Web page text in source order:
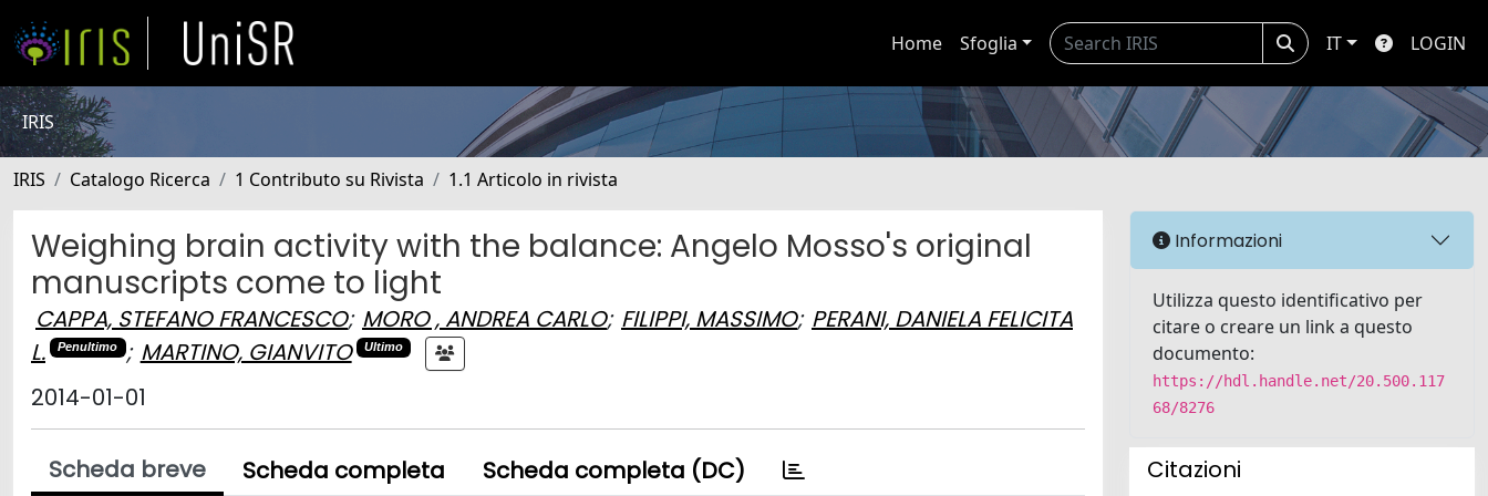
Home Sfoglia IT LOGIN
IRIS
IRIS Catalogo Ricerca 1 Contributo su Rivista 1.1 Articolo in rivista
Weighing brain activity with the balance: Angelo Mosso's original
manuscripts come to light
CAPPA, STEFANO FRANCESCO; MORO , ANDREA CARLO; FILIPPI, MASSIMO; PERANI, DANIELA FELICITA
L.
Penultimo ; MARTINO, GIANVITO Ultimo
2014-01-01
Scheda breve Scheda completa Scheda completa (DC)
Informazioni
Utilizza questo identificativo per
citare o creare un link a questo
documento:
https://hdl.handle.net/20.500.117
68/8276
Citazioni